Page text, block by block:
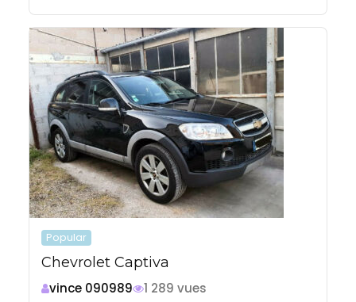
Popular
Chevrolet Captiva
vince 090989
1 289 vues